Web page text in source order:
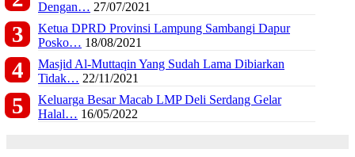
Dengan… 27/07/2021
Ketua DPRD Provinsi Lampung Sambangi Dapur
Posko… 18/08/2021
Masjid Al-Muttaqin Yang Sudah Lama Dibiarkan
Tidak… 22/11/2021
Keluarga Besar Macab LMP Deli Serdang Gelar
Halal… 16/05/2022